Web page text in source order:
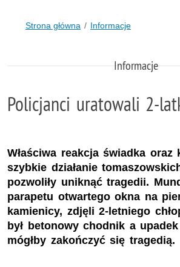
Strona główna Informacje
Informacje
Policjanci uratowali 2-
Właściwa reakcja świadka oraz
szybkie działanie
pozwoliły uniknąć tragedii.
parapetu otwartego okna na
kamienicy, zdjęli 2-letniego
był betonowy chodnik a
mógłby zakończyć się tragedią.